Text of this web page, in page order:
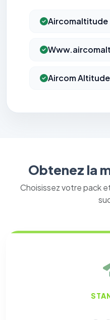
Aircomaltitude
Aircom Altitude
Obtenez la
Choisissez votre pack